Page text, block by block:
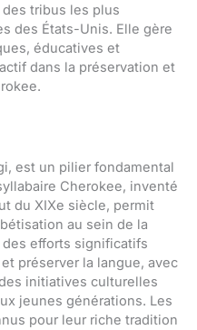
des tribus les plus
des États-Unis. Elle gère
éducatives et
dans la préservation et
est un pilier fondamental
Cherokee, inventé
du XIXe siècle, permit
au sein de la
des efforts significatifs
préserver la langue, avec
initiatives culturelles
jeunes générations. Les
pour leur riche tradition